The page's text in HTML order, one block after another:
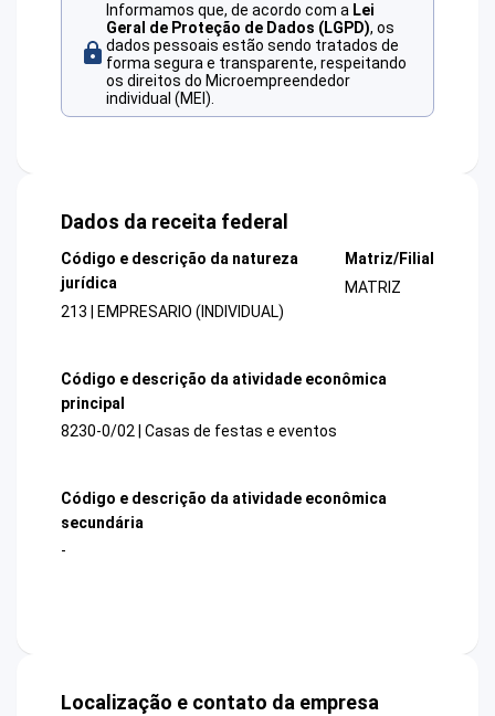
Informamos que, de acordo com a Lei
Geral de Proteção de Dados (LGPD), os
dados pessoais estão sendo tratados de
forma segura e transparente, respeitando
os direitos do Microempreendedor
individual (MEI).
Dados da receita federal
Código e descrição da natureza
jurídica
213 | EMPRESARIO (INDIVIDUAL)
Matriz/Filial
MATRIZ
Código e descrição da atividade econômica
principal
8230-0/02 | Casas de festas e eventos
Código e descrição da atividade econômica
secundária
-
Localização e contato da empresa